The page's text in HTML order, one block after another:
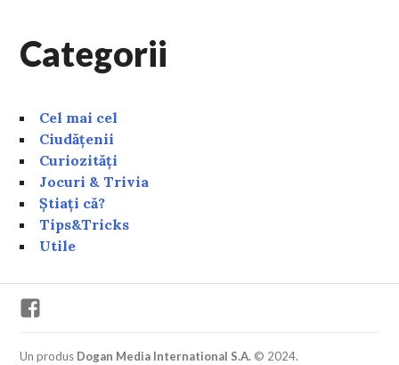
Categorii
Cel mai cel
Ciudățenii
Curiozități
Jocuri & Trivia
Știați că?
Tips&Tricks
Utile
Un produs Dogan Media International S.A. © 2024.